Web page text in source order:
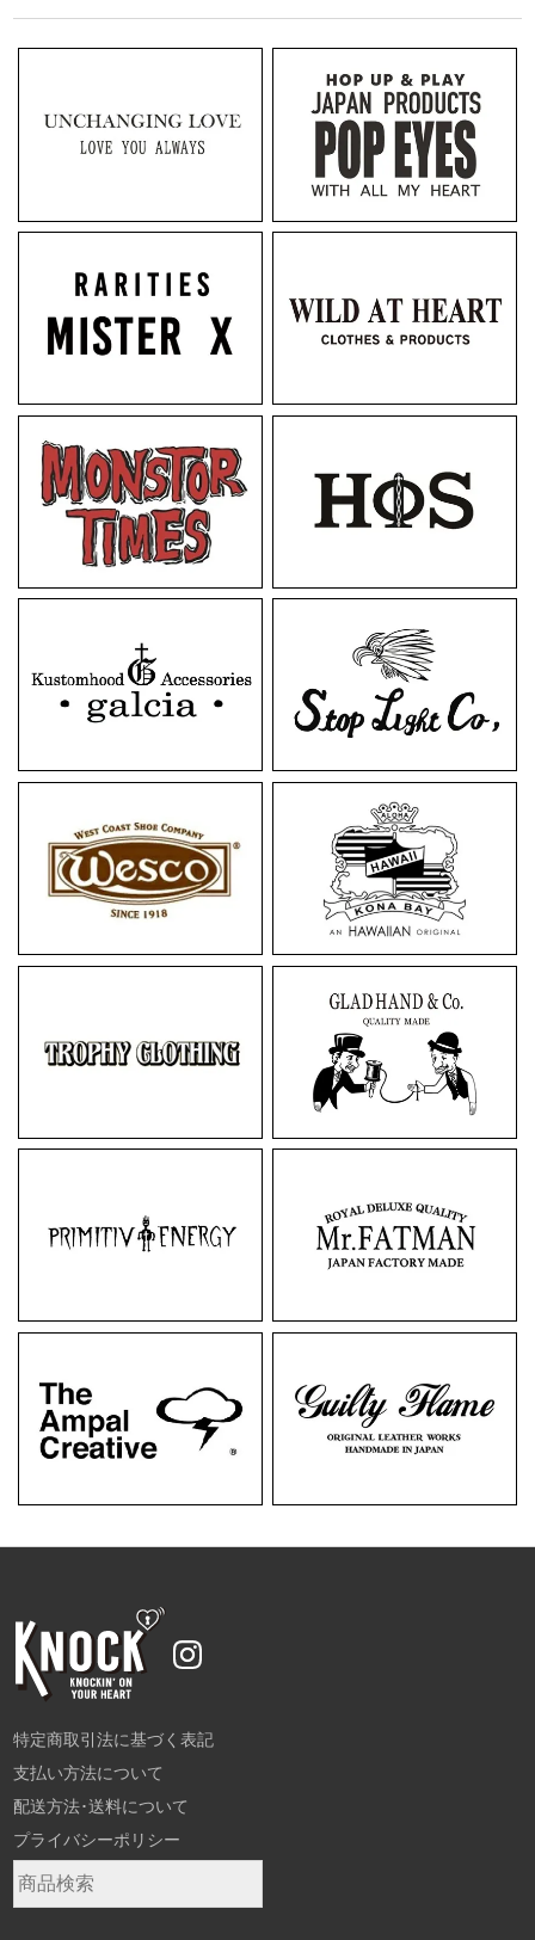
特定商取引法に基づく表記
支払い方法について
配送方法･送料について
プライバシーポリシー